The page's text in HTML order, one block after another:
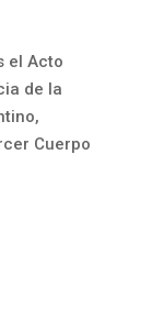
el Acto
de la
Cuerpo